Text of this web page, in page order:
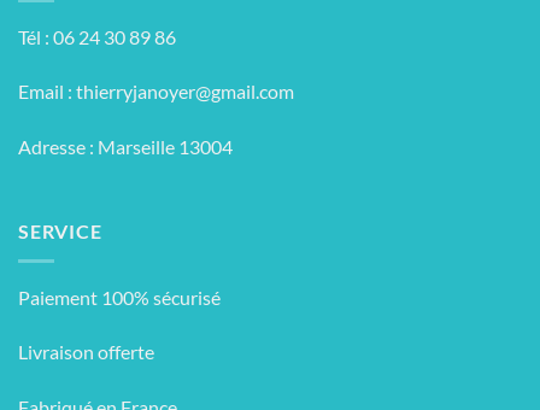
Tél : 06 24 30 89 86
Email : thierryjanoyer@gmail.com
Adresse : Marseille 13004
SERVICE
Paiement 100% sécurisé
Livraison offerte